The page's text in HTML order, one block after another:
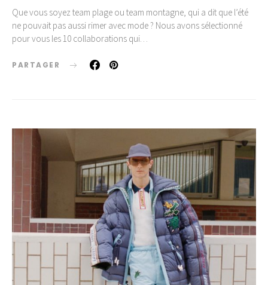
Que vous soyez team plage ou team montagne, qui a dit que l’été
ne pouvait pas aussi rimer avec mode ? Nous avons sélectionné
pour vous les 10 collaborations qui…
PARTAGER